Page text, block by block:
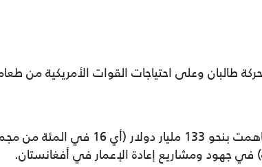
طالبان وعلى احتياجات القوات الأمريكية من
كما تظهر الأرقام الرسمية أن الولايات المتحدة ساهمت بنحو 133 مليار دولار (أي 16